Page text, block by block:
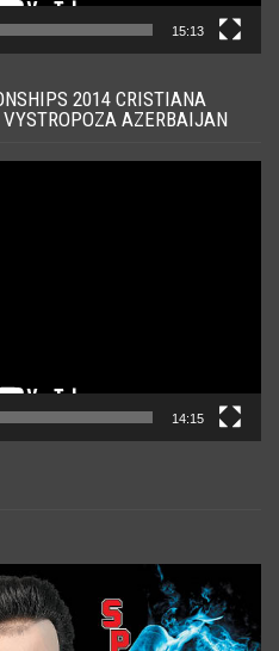
15:13
2014 CRISTIANA
VYSTROPOZA AZERBAIJAN
14:15